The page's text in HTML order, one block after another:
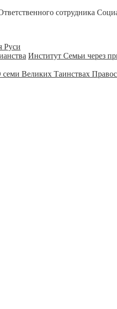
сотрудника
Руси
Институт Семьи через
Великих Таинствах